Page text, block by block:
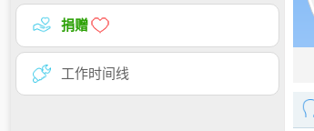
捐赠
工作时间线